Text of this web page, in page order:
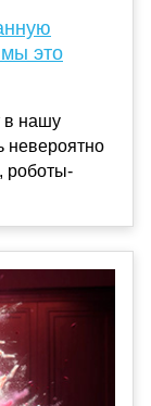
это
в нашу
невероятно
роботы-